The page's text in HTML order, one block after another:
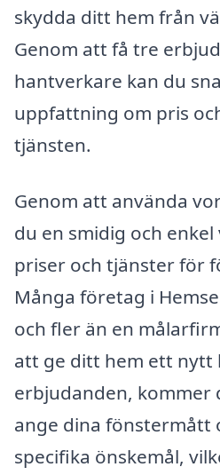
skydda ditt hem från
Genom att få tre
hantverkare kan du
uppfattning om pris
tjänsten.
Genom att använda
du en smidig och
priser och tjänster för
Många företag i
och fler än en
att ge ditt hem ett nytt
erbjudanden, kommer
ange dina fönstermått
specifika önskemål,